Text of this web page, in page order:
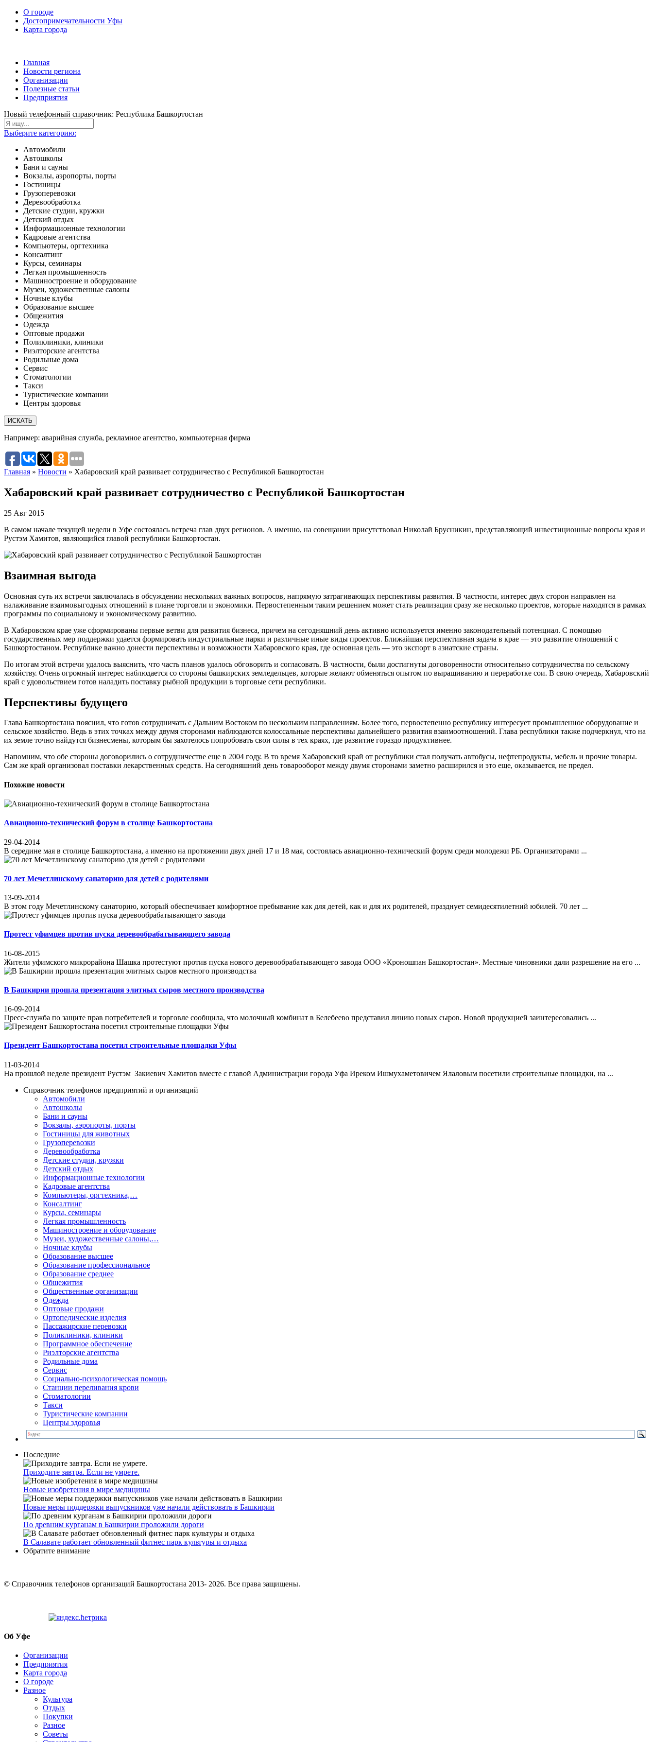
О городе
Достопримечательности Уфы
Карта города
Главная
Новости региона
Организации
Полезные статьи
Предприятия
Новый телефонный справочник: Республика Башкортостан
Выберите категорию:
Автомобили
Автошколы
Бани и сауны
Вокзалы, аэропорты, порты
Гостиницы
Грузоперевозки
Деревообработка
Детские студии, кружки
Детский отдых
Информационные технологии
Кадровые агентства
Компьютеры, оргтехника
Консалтинг
Курсы, семинары
Легкая промышленность
Машиностроение и оборудование
Музеи, художественные салоны
Ночные клубы
Образование высшее
Общежития
Одежда
Оптовые продажи
Поликлиники, клиники
Риэлторские агентства
Родильные дома
Сервис
Стоматологии
Такси
Туристические компании
Центры здоровья
Например: аварийная служба, рекламное агентство, компьютерная фирма
Главная » Новости » Хабаровский край развивает сотрудничество с Республикой Башкортостан
Хабаровский край развивает сотрудничество с Республикой Башкортостан
25 Авг 2015
В самом начале текущей недели в Уфе состоялась встреча глав двух регионов. А именно, на совещании присутствовал Николай Брусникин, представляющий инвестиционные вопросы края и
Рустэм Хамитов, являющийся главой республики Башкортостан.
Взаимная выгода
Основная суть их встречи заключалась в обсуждении нескольких важных вопросов, напрямую затрагивающих перспективы развития. В частности, интерес двух сторон направлен на
налаживание взаимовыгодных отношений в плане торговли и экономики. Первостепенным таким решением может стать реализация сразу же несколько проектов, которые находятся в рамках
программы по социальному и экономическому развитию.
В Хабаровском крае уже сформированы первые ветви для развития бизнеса, причем на сегодняшний день активно используется именно законодательный потенциал. С помощью
государственных мер поддержки удается формировать индустриальные парки и различные иные виды проектов. Ближайшая перспективная задача в крае — это развитие отношений с
Башкортостаном. Республике важно донести перспективы и возможности Хабаровского края, где основная цель — это экспорт в азиатские страны.
По итогам этой встречи удалось выяснить, что часть планов удалось обговорить и согласовать. В частности, были достигнуты договоренности относительно сотрудничества по сельскому
хозяйству. Очень огромный интерес наблюдается со стороны башкирских земледельцев, которые желают обменяться опытом по выращиванию и переработке сои. В свою очередь, Хабаровский
край с удовольствием готов наладить поставку рыбной продукции в торговые сети республики.
Перспективы будущего
Глава Башкортостана пояснил, что готов сотрудничать с Дальним Востоком по нескольким направлениям. Более того, первостепенно республику интересует промышленное оборудование и
сельское хозяйство. Ведь в этих точках между двумя сторонами наблюдаются колоссальные перспективы дальнейшего развития взаимоотношений. Глава республики также подчеркнул, что на
их земле точно найдутся бизнесмены, которым бы захотелось попробовать свои силы в тех краях, где развитие гораздо продуктивнее.
Напомним, что обе стороны договорились о сотрудничестве еще в 2004 году. В то время Хабаровский край от республики стал получать автобусы, нефтепродукты, мебель и прочие товары.
Сам же край организовал поставки лекарственных средств. На сегодняшний день товарооборот между двумя сторонами заметно расширился и это еще, оказывается, не предел.
Похожие новости
Авиационно-технический форум в столице Башкортостана
29-04-2014
В середине мая в столице Башкортостана, а именно на протяжении двух дней 17 и 18 мая, состоялась авиационно-технический форум среди молодежи РБ. Организаторами ...
70 лет Мечетлинскому санаторию для детей с родителями
13-09-2014
В этом году Мечетлинскому санаторию, который обеспечивает комфортное пребывание как для детей, как и для их родителей, празднует семидесятилетний юбилей. 70 лет ...
Протест уфимцев против пуска деревообрабатывающего завода
16-08-2015
Жители уфимского микрорайона Шашка протестуют против пуска нового деревообрабатывающего завода ООО «Кроношпан Башкортостан». Местные чиновники дали разрешение на его ...
В Башкирии прошла презентация элитных сыров местного производства
16-09-2014
Пресс-служба по защите прав потребителей и торговле сообщила, что молочный комбинат в Белебеево представил линию новых сыров. Новой продукцией заинтересовались ...
Президент Башкортостана посетил строительные площадки Уфы
11-03-2014
На прошлой неделе президент Рустэм Закиевич Хамитов вместе с главой Администрации города Уфа Иреком Ишмухаметовичем Ялаловым посетили строительные площадки, на ...
Справочник телефонов предприятий и организаций
Автомобили
Автошколы
Бани и сауны
Вокзалы, аэропорты, порты
Гостиницы для животных
Грузоперевозки
Деревообработка
Детские студии, кружки
Детский отдых
Информационные технологии
Кадровые агентства
Компьютеры, оргтехника,…
Консалтинг
Курсы, семинары
Легкая промышленность
Машиностроение и оборудование
Музеи, художественные салоны,…
Ночные клубы
Образование высшее
Образование профессиональное
Образование среднее
Общежития
Общественные организации
Одежда
Оптовые продажи
Ортопедические изделия
Пассажирские перевозки
Поликлиники, клиники
Программное обеспечение
Риэлторские агентства
Родильные дома
Сервис
Социально-психологическая помощь
Станции переливания крови
Стоматологии
Такси
Туристические компании
Центры здоровья
Последние
Приходите завтра. Если не умрете.
Новые изобретения в мире медицины
Новые меры поддержки выпускников уже начали действовать в Башкирии
По древним курганам в Башкирии проложили дороги
В Салавате работает обновленный фитнес парк культуры и отдыха
Обратите внимание
© Cправочник телефонов организаций Башкортостана 2013- 2026. Все права защищены.
Об Уфе
Организации
Предприятия
Карта города
О городе
Разное
Культура
Отдых
Покупки
Разное
Советы